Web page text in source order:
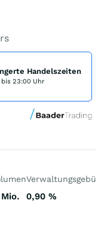
Handelszeiten
23:00 Uhr
0,90 %